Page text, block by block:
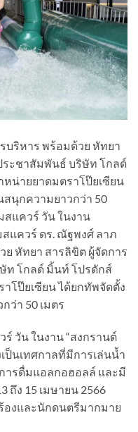
ริหาร พร้อมด้วย หัทยา
ะชาสัมพันธ์ บริษัท โกลด์
น่ายยาดมตราโป๊ยเซียน
นุกความยาวกว่า 50
สแควร์ วัน ในงาน
แควร์ ดร. ณัฐพงศ์ ลาภ
หัทยา สารลิขิต ผู้จัดการ
ท โกลด์ มิ้นท์ โปรดักส์
โป๊ยเซียน ได้ยกทัพจัดตั้ง
ว่า 50 เมตร
วัน ในงาน “สงกรานต์
ป็นเทศกาลที่มีการเล่นน้ำ
ารดื่มแอลกอฮอลล์ และมี
ถึง 15 เมษายน 2566
องและนักดนตรีมากมาย